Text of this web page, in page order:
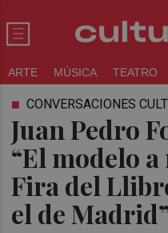
ARTE MÚSICA TEATRO
Juan Pedro
“El modelo
Fira del
el de Madrid”
CONVERSACIONES